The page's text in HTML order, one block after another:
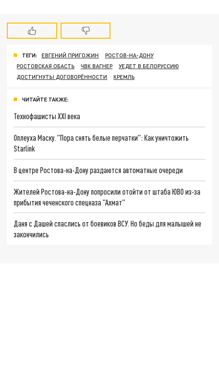
ТЕГИ: ЕВГЕНИЙ ПРИГОЖИН
РОСТОВ-НА-ДОНУ
РОСТОВСКАЯ ОБАСТЬ
ЧВК ВАГНЕР
УЕДЕТ В БЕЛОРУССИЮ
ДОСТИГНУТЫ ДОГОВОРЁННОСТИ
КРЕМЛЬ
ЧИТАЙТЕ ТАКЖЕ:
Технофашисты XXI века
Оплеуха Маску. "Пора снять белые перчатки": Как уничтожить
Starlink
В центре Ростова-на-Дону раздаются автоматные очереди
Жителей Ростова-на-Дону попросили отойти от штаба ЮВО из-за
прибытия чеченского спецназа "Ахмат"
Даня с Дашей спаслись от боевиков ВСУ. Но беды для малышей не
закончились